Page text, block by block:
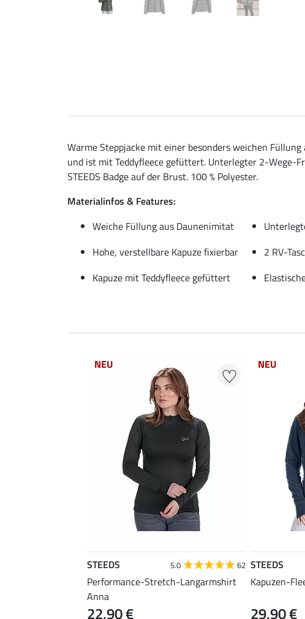
Warme Steppjacke mit einer besonders weichen
und ist mit Teddyfleece gefüttert. Unterlegter 2-Wege-
STEEDS Badge auf der Brust. 100 % Polyester.
Materialinfos & Features:
Weiche Füllung aus Daunenimitat
Hohe, verstellbare Kapuze fixierbar
2 RV-
Kapuze mit Teddyfleece gefüttert
NEU
STEEDS 5.0 62
Performance-Stretch-Langarmshirt
Anna
22,90 €
NEU
STEEDS
Kapuzen-
29,90 €